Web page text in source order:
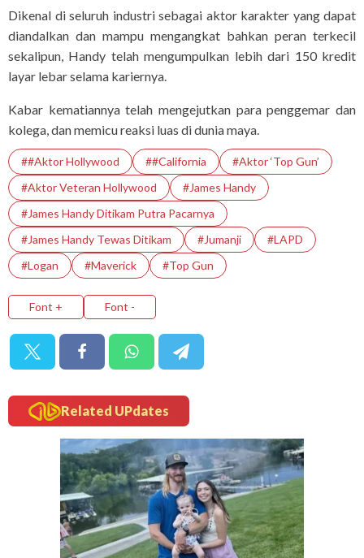
Dikenal di seluruh industri sebagai aktor karakter yang dapat
diandalkan dan mampu mengangkat bahkan peran terkecil
sekalipun, Handy telah mengumpulkan lebih dari 150 kredit
layar lebar selama kariernya.
Kabar kematiannya telah mengejutkan para penggemar dan
kolega, dan memicu reaksi luas di dunia maya.
##Aktor Hollywood ##California
#Aktor ‘Top Gun’
#Aktor Veteran Hollywood
#James Handy
#James Handy Ditikam Putra Pacarnya
#James Handy Tewas Ditikam
#Jumanji
#LAPD
#Logan
#Maverick #Top Gun
Font + Font -
Related UPdates